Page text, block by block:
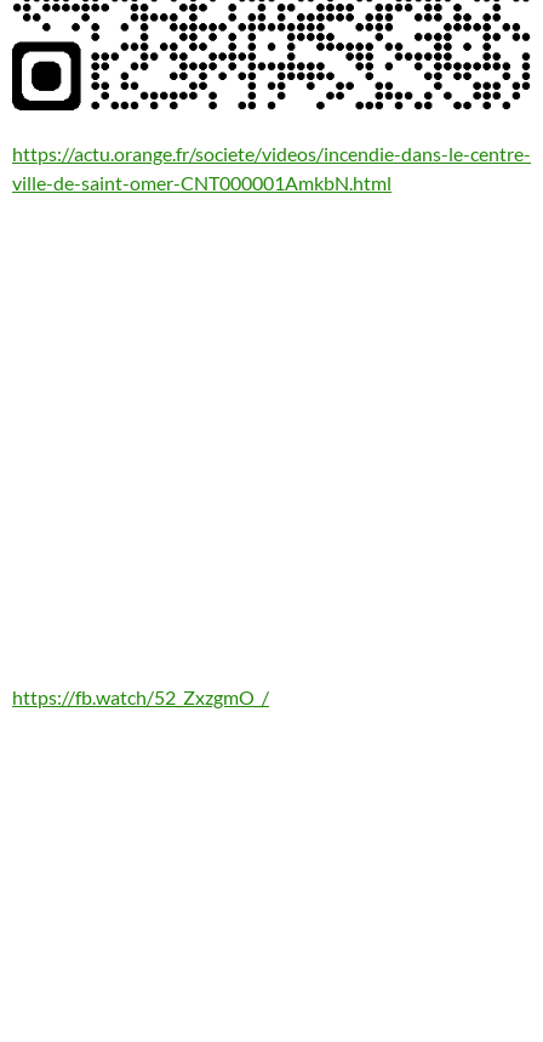
https://actu.orange.fr/societe/videos/incendie-dans-le-centre-
ville-de-saint-omer-CNT000001AmkbN.html
https://fb.watch/52_ZxzgmO_/